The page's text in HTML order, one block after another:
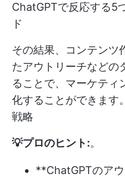
ChatGPTで反応する5
ド
その結果、コンテンツ
たアウトリーチなどの
ることで、マーケティ
化することができます
戦略
💡プロのヒント:。
**ChatGPTのア